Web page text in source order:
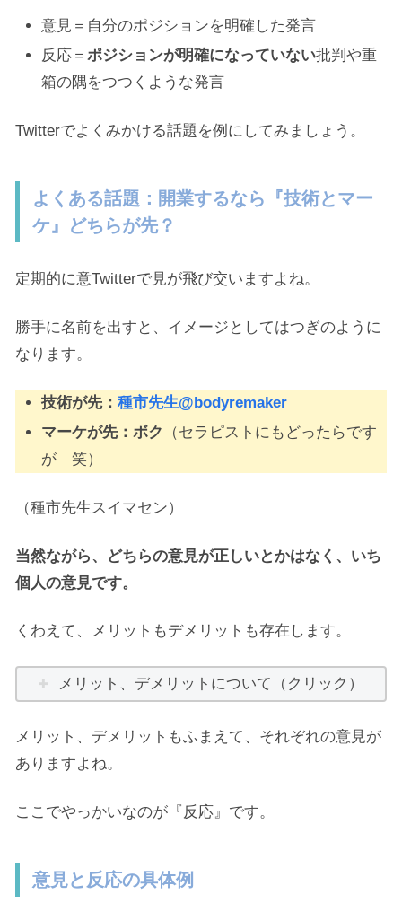
意見＝自分のポジションを明確した発言
反応＝ポジションが明確になっていない批判や重
箱の隅をつつくような発言
Twitterでよくみかける話題を例にしてみましょう。
よくある話題：開業するなら『技術とマー
ケ』どちらが先？
定期的に意Twitterで見が飛び交いますよね。
勝手に名前を出すと、イメージとしてはつぎのように
なります。
技術が先：種市先生@bodyremaker
マーケが先：ボク
（セラピストにもどったらです
が 笑）
（種市先生スイマセン）
当然ながら、どちらの意見が正しいとかはなく、いち
個人の意見です。
くわえて、メリットもデメリットも存在します。
メリット、デメリットについて（クリック）
メリット、デメリットもふまえて、それぞれの意見が
ありますよね。
ここでやっかいなのが『反応』です。
意見と反応の具体例